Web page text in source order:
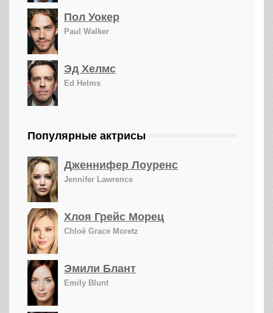
Пол Уокер
Paul Walker
Эд Хелмс
Ed Helms
Популярные актрисы
Дженнифер Лоуренс
Jennifer Lawrence
Хлоя Грейс Морец
Chloë Grace Moretz
Эмили Блант
Emily Blunt